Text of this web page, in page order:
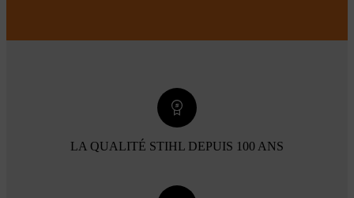
LA QUALITÉ STIHL DEPUIS 100 ANS